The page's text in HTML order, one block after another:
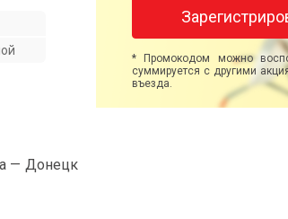
— Донецк
* Промокодом можно
суммируется с другими
въезда.